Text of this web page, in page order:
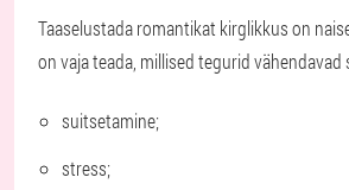
Taaselustada romantikat kirglikkus on
on vaja teada, millised tegurid vähendavad
suitsetamine;
stress;